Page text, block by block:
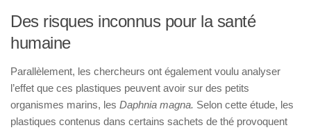
Des risques inconnus pour la santé
humaine
Parallèlement, les chercheurs ont également voulu analyser
l’effet que ces plastiques peuvent avoir sur des petits
organismes marins, les Daphnia magna. Selon cette étude, les
plastiques contenus dans certains sachets de thé provoquent